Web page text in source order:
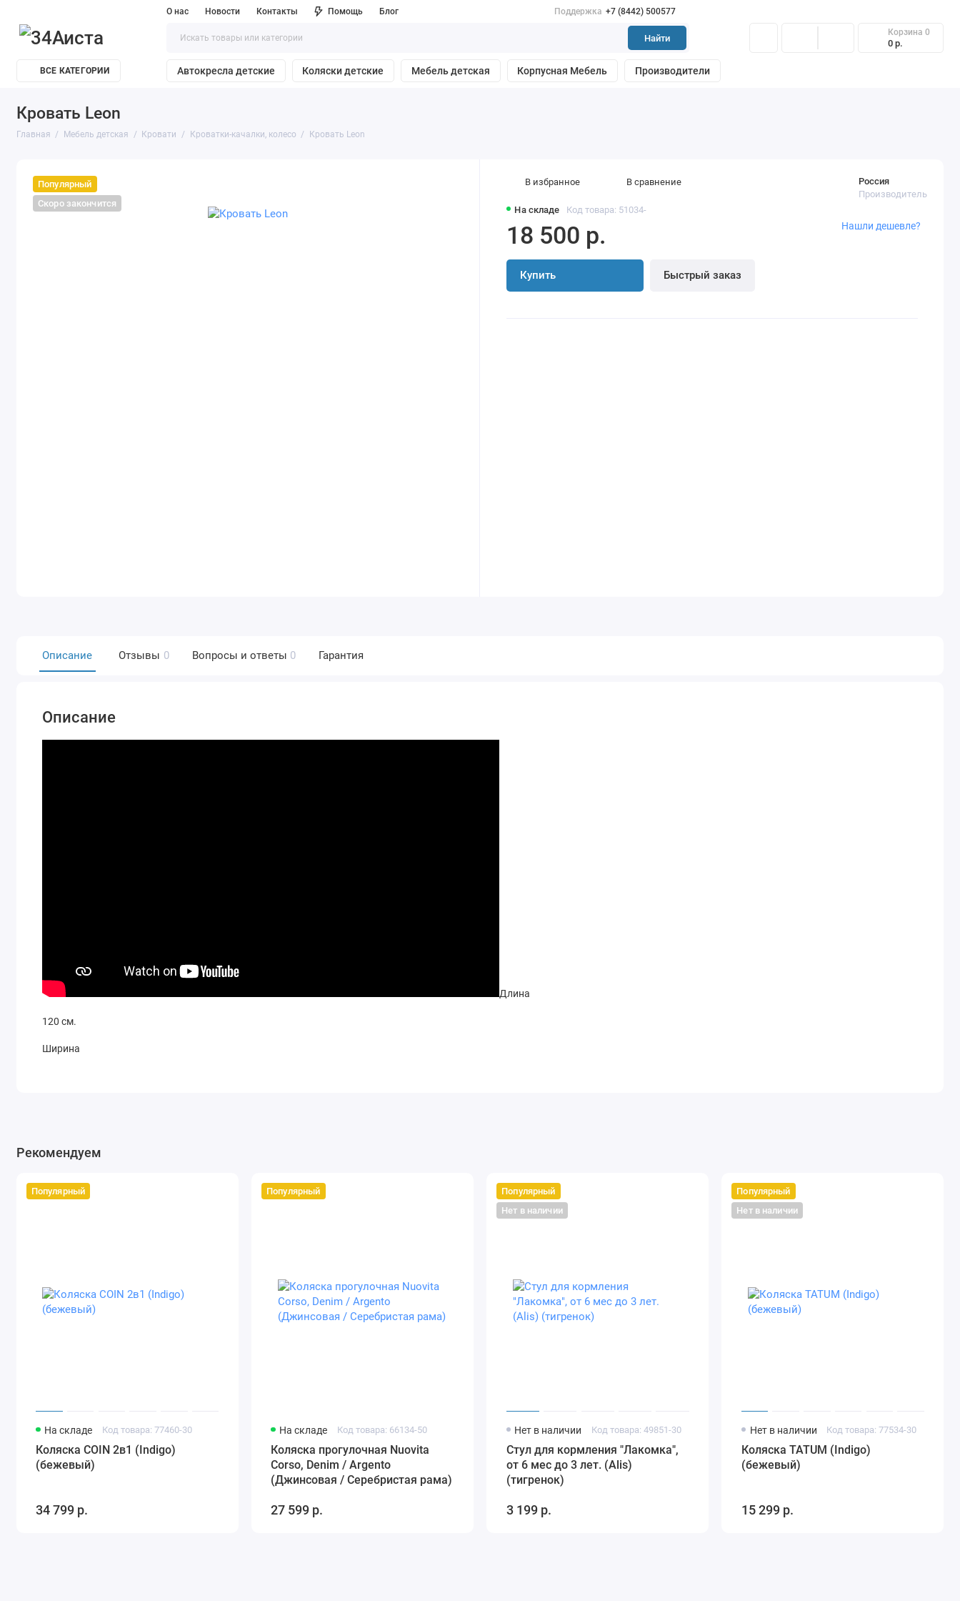
О нас Новости Контакты Помощь Блог Поддержка +7 (8442) 500577
Найти
Корзина 0
0 р.
ВСЕ КАТЕГОРИИ Автокресла детские Коляски детские Мебель детская Корпусная Мебель Производители
Кровать Leon
Главная Мебель детская Кровати Кроватки-качалки, колесо Кровать Leon
Популярный
Скоро закончится
На складе Код товара: 51034-
Россия
Производитель
18 500 р.
Купить Быстрый заказ
Нашли дешевле?
В избранное В сравнение
Описание Отзывы 0 Вопросы и ответы 0 Гарантия
Описание
Длина
120 см.
Ширина
Материал
МДФ, ЛДСП
Рекомендуем
Популярный
На складе Код товара: 77460-30
Коляска COIN 2в1 (Indigo)
(бежевый)
34 799 р.
Популярный
На складе Код товара: 66134-50
Коляска прогулочная Nuovita
Corso, Denim / Argento
(Джинсовая / Серебристая рама)
27 599 р.
Популярный
Нет в наличии
Нет в наличии Код товара: 49851-30
Стул для кормления "Лакомка",
от 6 мес до 3 лет. (Alis)
(тигренок)
3 199 р.
Популярный
Нет в наличии
Нет в наличии Код товара: 77534-30
Коляска TATUM (Indigo)
(бежевый)
15 299 р.